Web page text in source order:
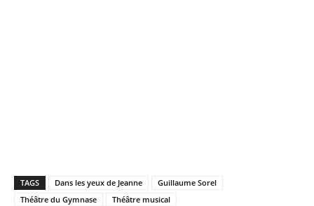
TAGS Dans les yeux de Jeanne
Guillaume Sorel
Théâtre du Gymnase
Théâtre musical